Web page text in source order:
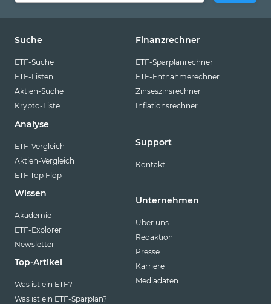
Suche
ETF-Suche
ETF-Listen
Aktien-Suche
Krypto-Liste
Analyse
ETF-Vergleich
Aktien-Vergleich
ETF Top Flop
Wissen
Akademie
ETF-Explorer
Newsletter
Top-Artikel
Was ist ein ETF?
Was ist ein ETF-Sparplan?
Finanzrechner
ETF-Sparplanrechner
ETF-Entnahmerechner
Zinseszinsrechner
Inflationsrechner
Support
Kontakt
Unternehmen
Über uns
Redaktion
Presse
Karriere
Mediadaten